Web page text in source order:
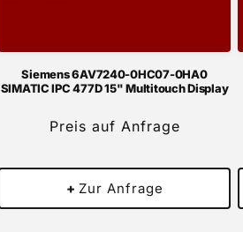
Siemens 6AV7240-0HC07-0HA0
SIMATIC IPC 477D 15" Multitouch Display
Preis auf Anfrage
+ Zur Anfrage